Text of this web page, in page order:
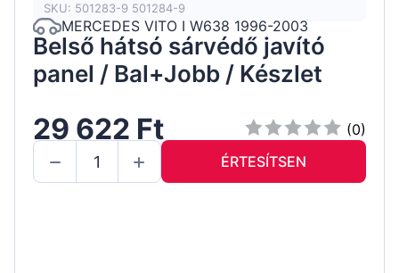
SKU: 501283-9 501284-9
MERCEDES VITO I W638 1996-2003
Belső hátsó sárvédő javító
panel / Bal+Jobb / Készlet
29 622 Ft
(0)
ÉRTESÍTSEN